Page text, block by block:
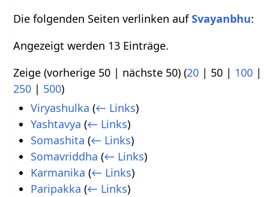
Die folgenden Seiten verlinken aufSvayanbhu:
Angezeigt werden 13 Einträge.
Zeige (vorherige 50 | nächste 50) (20 | 50 | 100 |
250 | 500)
Viryashulka (← Links)
Yashtavya (← Links)
Somashita (← Links)
Somavriddha (← Links)
Karmanika (← Links)
Paripakka (← Links)